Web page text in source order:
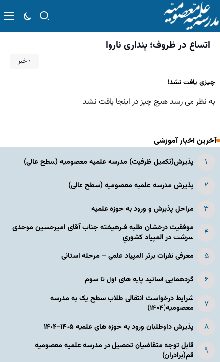
اتساع در ظروف؛ پنداری ناروا
۰ خبر
چیزی یافت نشد!
به نظر می رسد هیچ چیز در اینجا یافت نشد!
آخرین اخبار آموزشی
پذیرش(تکمیل ظرفیت) مدرسه علمیه معصومیه‌ (سطح عالی)
پذیرش مدرسه علمیه معصومیه‌ (سطح عالی)
مراحل پذیرش و ورود به حوزه علمیه
موفقیت درخشان طلبه فـرهیخته جناب آقای امیرحسین موحدی
سرشت در المپياد كشوري
معرفی نفرات برتر المپیاد علمی – مرحله استانی
گردهمایی اساتید پایه های اول تا سوم
شرایط درخواست انتقالی طلاب سطح یک به مدرسه
معصومیه(۱۴۰۴)
پذیرش داوطلبان ورود به حوزه های علمیه ١۴٠۵-١۴٠۴
قابل توجه متقاضیان تحصیل در مدرسه علمیه معصومیه
قم(برادران)